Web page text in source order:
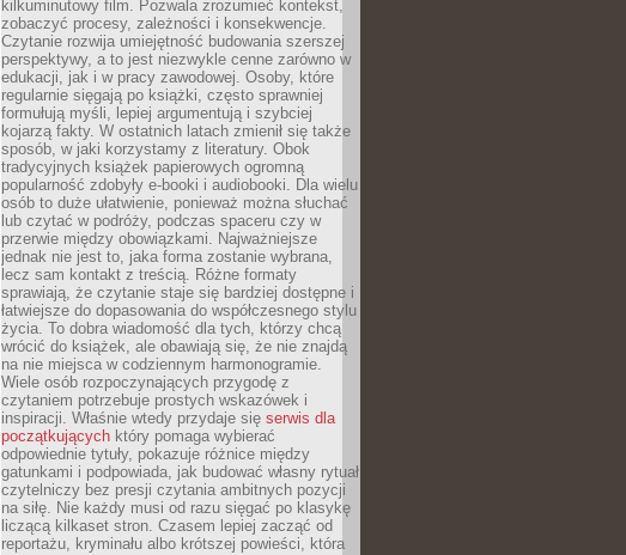
kilkuminutowy film. Pozwala zrozumieć kontekst,
zobaczyć procesy, zależności i konsekwencje.
Czytanie rozwija umiejętność budowania szerszej
perspektywy, a to jest niezwykle cenne zarówno w
edukacji, jak i w pracy zawodowej. Osoby, które
regularnie sięgają po książki, często sprawniej
formułują myśli, lepiej argumentują i szybciej
kojarzą fakty. W ostatnich latach zmienił się także
sposób, w jaki korzystamy z literatury. Obok
tradycyjnych książek papierowych ogromną
popularność zdobyły e-booki i audiobooki. Dla wielu
osób to duże ułatwienie, ponieważ można słuchać
lub czytać w podróży, podczas spaceru czy w
przerwie między obowiązkami. Najważniejsze
jednak nie jest to, jaka forma zostanie wybrana,
lecz sam kontakt z treścią. Różne formaty
sprawiają, że czytanie staje się bardziej dostępne i
łatwiejsze do dopasowania do współczesnego stylu
życia. To dobra wiadomość dla tych, którzy chcą
wrócić do książek, ale obawiają się, że nie znajdą
na nie miejsca w codziennym harmonogramie.
Wiele osób rozpoczynających przygodę z
czytaniem potrzebuje prostych wskazówek i
inspiracji. Właśnie wtedy przydaje się serwis dla
początkujących który pomaga wybierać
odpowiednie tytuły, pokazuje różnice między
gatunkami i podpowiada, jak budować własny rytuał
czytelniczy bez presji czytania ambitnych pozycji
na siłę. Nie każdy musi od razu sięgać po klasykę
liczącą kilkaset stron. Czasem lepiej zacząć od
reportażu, kryminału albo krótszej powieści, która